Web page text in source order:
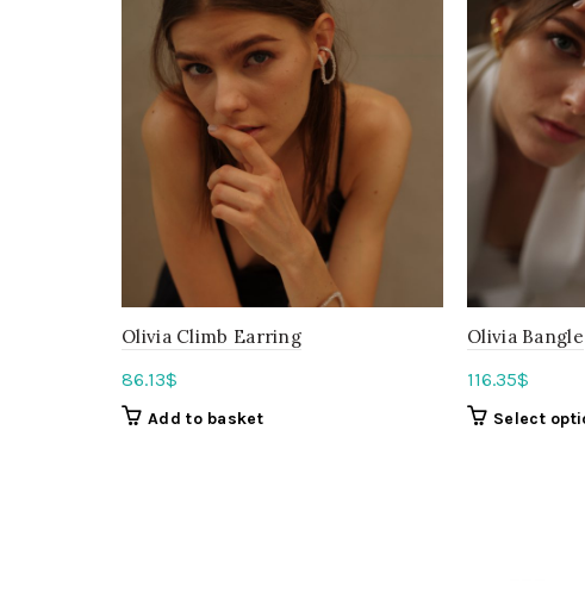
Olivia Climb Earring
86.13$
Add to basket
Olivia Bangle
116.35$
Select